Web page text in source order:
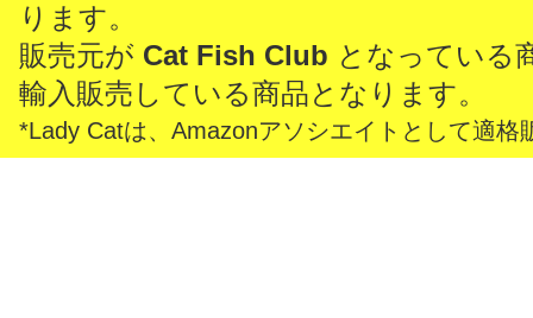
ります。
販売元が Cat Fish Club となっている
輸入販売している商品となります。
*Lady Catは、Amazonアソシエイトとして適格